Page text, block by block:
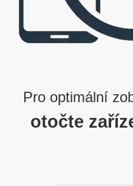
Pro optimální
otočte